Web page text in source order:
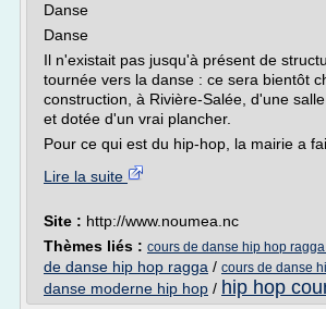
Danse
Danse
Il n'existait pas jusqu'à présent de
tournée vers la danse : ce sera bientôt
construction, à Rivière-Salée, d'une
et dotée d'un vrai plancher.
Pour ce qui est du hip-hop, la mairie a
Lire la suite
Site : http://www.noumea.nc
Thèmes liés : cours de danse hip hop ragga
de danse hip hop ragga / cours de danse
danse moderne hip hop / hip hop